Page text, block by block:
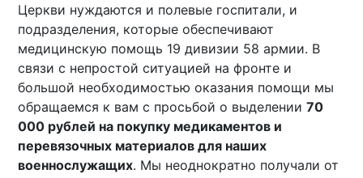
Церкви нуждаются и полевые госпитали, и
подразделения, которые обеспечивают
медицинскую помощь 19 дивизии 58 армии. В
связи с непростой ситуацией на фронте и
большой необходимостью оказания помощи мы
обращаемся к вам с просьбой о выделении70
000 рублей на покупку медикаментов и
перевязочных материалов для наших
военнослужащих. Мы неоднократно получали от